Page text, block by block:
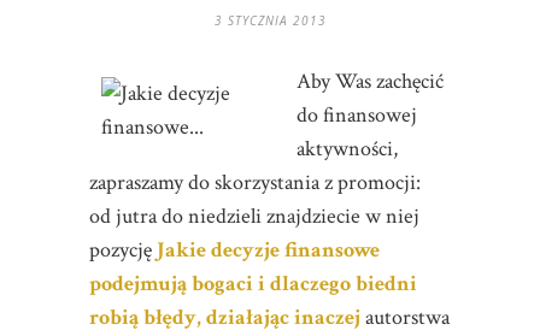
3 STYCZNIA 2013
Aby Was zachęcić
do finansowej
aktywności,
zapraszamy do skorzystania z promocji:
od jutra do niedzieli znajdziecie w niej
pozycję Jakie decyzje finansowe
podejmują bogaci i dlaczego biedni
robią błędy, działając inaczej autorstwa